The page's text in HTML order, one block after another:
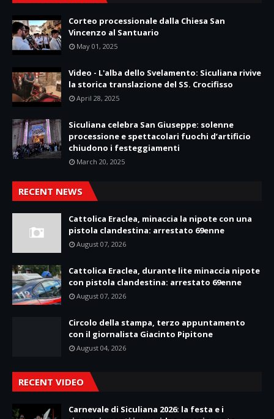
Corteo processionale dalla Chiesa San
Vincenzo al Santuario
May 01, 2025
Video - L'alba dello Svelamento: Siculiana rivive
la storica translazione del SS. Crocifisso
April 28, 2025
Siculiana celebra San Giuseppe: solenne
processione e spettacolari fuochi d’artificio
chiudono i festeggiamenti
March 20, 2025
RECENT NEWS
Cattolica Eraclea, minaccia la nipote con una
pistola clandestina: arrestato 69enne
August 07, 2026
Cattolica Eraclea, durante lite minaccia nipote
con pistola clandestina: arrestato 69enne
August 07, 2026
Circolo della stampa, terzo appuntamento
con il giornalista Giacinto Pipitone
August 04, 2026
RECENT VIDEO
Carnevale di Siculiana 2026: la festa e i